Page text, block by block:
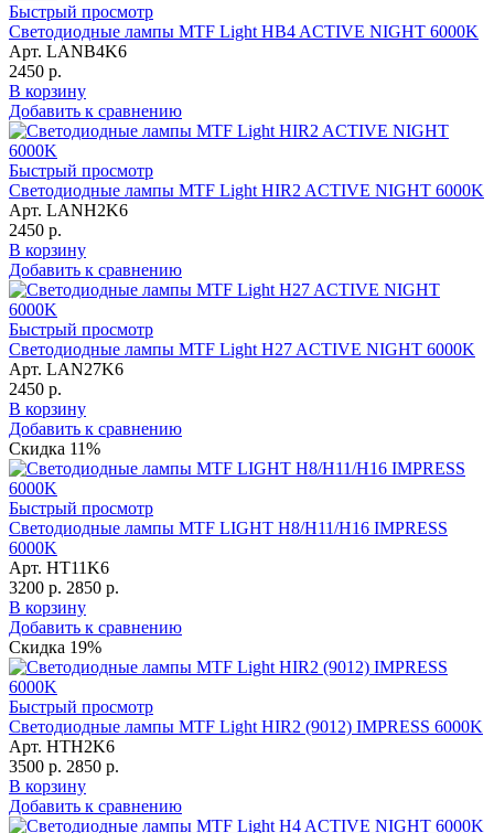
Быстрый просмотр
Светодиодные лампы MTF Light HB4 ACTIVE NIGHT 6000K
Арт. LANB4K6
2450 р.
В корзину
Добавить к сравнению
Быстрый просмотр
Светодиодные лампы MTF Light HIR2 ACTIVE NIGHT 6000K
Арт. LANH2K6
2450 р.
В корзину
Добавить к сравнению
Быстрый просмотр
Светодиодные лампы MTF Light H27 ACTIVE NIGHT 6000K
Арт. LAN27K6
2450 р.
В корзину
Добавить к сравнению
Скидка 11%
Быстрый просмотр
Светодиодные лампы MTF LIGHT H8/H11/H16 IMPRESS
6000K
Арт. HT11K6
3200 р. 2850 р.
В корзину
Добавить к сравнению
Скидка 19%
Быстрый просмотр
Светодиодные лампы MTF Light HIR2 (9012) IMPRESS 6000K
Арт. HTH2K6
3500 р. 2850 р.
В корзину
Добавить к сравнению